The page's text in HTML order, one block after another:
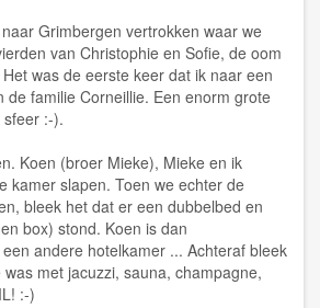
Grimbergen vertrokken waar we
van Christophie en Sofie, de oom
was de eerste keer dat ik naar een
de familie Corneillie. Een enorm grote
:-).
Koen (broer Mieke), Mieke en ik
kamer slapen. Toen we echter de
bleek het dat er een dubbelbed en
box) stond. Koen is dan
andere hotelkamer ... Achteraf bleek
met jacuzzi, sauna, champagne,
:-)